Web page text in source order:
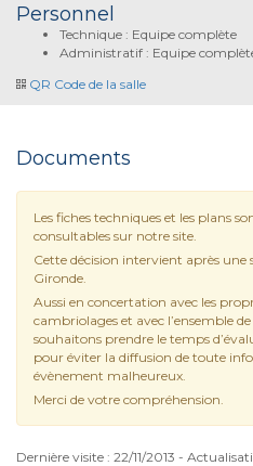
Personnel
Technique : Equipe complète
Administratif : Equipe
QR Code de la salle
Documents
Les fiches techniques et les plans
consultables sur notre site.
Cette décision intervient après une
Gironde.
Aussi en concertation avec les
cambriolages et avec l’ensemble
souhaitons prendre le temps
pour éviter la diffusion de toute
évènement malheureux.
Merci de votre compréhension.
Dernière visite : 22/11/2013 -